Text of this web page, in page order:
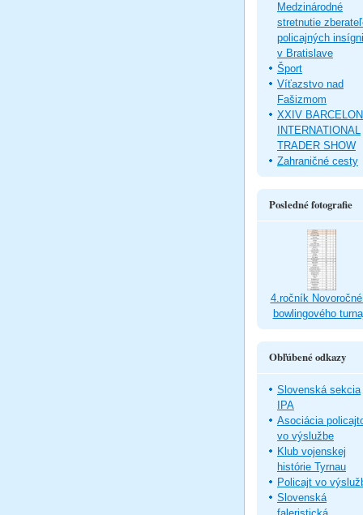
Medzinárodné
stretnutie
policajných
v Bratislave
Šport
Víťazstvo nad
Fašizmom
XXIV
INTERNATIONAL
TRADER SHOW
Zahraničné cesty
Posledné fotografie
4.ročník
bowlingového
Obľúbené odkazy
Slovenská sekcia
IPA
Asociácia
vo výslužbe
Klub vojenskej
histórie Tyrnau
Policajt vo
Slovenská